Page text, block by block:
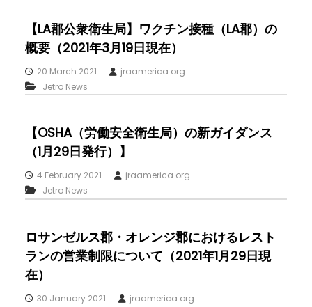
【LA郡公衆衛生局】ワクチン接種（LA郡）の
概要（2021年3月19日現在）
20 March 2021
jraamerica.org
Jetro News
【OSHA（労働安全衛生局）の新ガイダンス
（1月29日発行）】
4 February 2021
jraamerica.org
Jetro News
ロサンゼルス郡・オレンジ郡におけるレスト
ランの営業制限について（2021年1月29日現
在）
30 January 2021
jraamerica.org